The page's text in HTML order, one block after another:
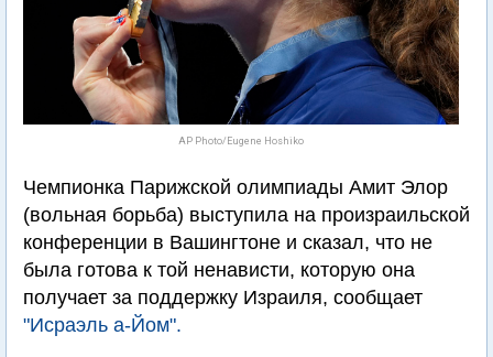
AP Photo/Eugene Hoshiko
Чемпионка Парижской олимпиады Амит Элор
(вольная борьба) выступила на произраильской
конференции в Вашингтоне и сказал, что не
была готова к той ненависти, которую она
получает за поддержку Израиля, сообщает
"Исраэль а-Йом".